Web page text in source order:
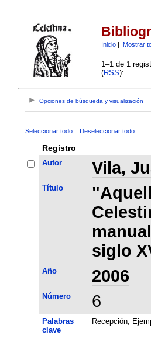
Inicio| Mostrar
1–1 de 1
(RSS):
Opciones de búsqueda y visualización
Seleccionar todo Deseleccionar todo
Registro
Autor Vila,
Título
siglo
Año 2006
Número 6
Palabras
clave
Recepción;